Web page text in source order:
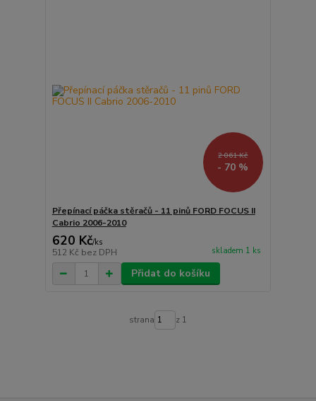
2 061 Kč
- 70 %
Přepínací páčka stěračů - 11 pinů FORD FOCUS II
Cabrio 2006-2010
620 Kč/ks
512 Kč bez DPH skladem 1 ks
Přidat do košíku
strana z 1